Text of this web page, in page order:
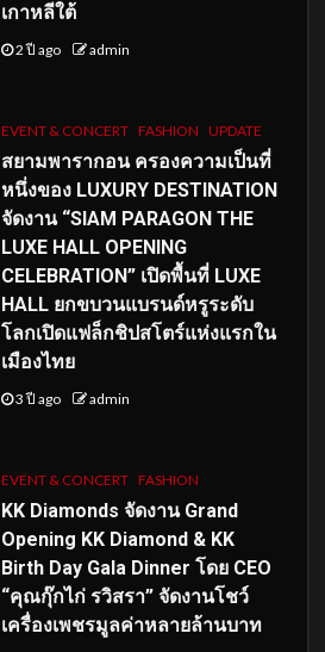
เกาหลีใต้
2 ปี ago admin
EVENT & CONCERT FASHION UPDATE
สยามพารากอน ครองความเป็นที่
หนึ่งของ LUXURY DESTINATION
จัดงาน “SIAM PARAGON THE
LUXE HALL OPENING
CELEBRATION” เปิดพื้นที่ LUXE
HALL ยกขบวนแบรนด์หรูระดับ
โลกเปิดแฟล็กชิปสโตร์แห่งแรกใน
เมืองไทย
3 ปี ago admin
EVENT & CONCERT FASHION
KK Diamonds จัดงาน Grand
Opening KK Diamond & KK
Birth Day Gala Dinner โดย CEO
“คุณกุ๊กไก่ รวิสรา” จัดงานโชว์
เครื่องเพชรมูลค่าหลายล้านบาท